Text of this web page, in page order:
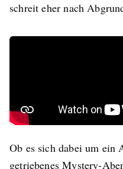
schreit eher nach
Ob es sich dabei um ein
getriebenes Mystery-